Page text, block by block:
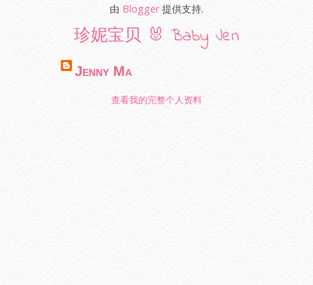
由 Blogger提供支持.
珍妮宝贝 🐰 Baby Jen
Jenny Ma
查看我的完整个人资料